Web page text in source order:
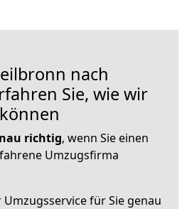
nach
Sie, wie wir
richtig, wenn Sie einen
Umzugsfirma
Umzugsservice für Sie genau